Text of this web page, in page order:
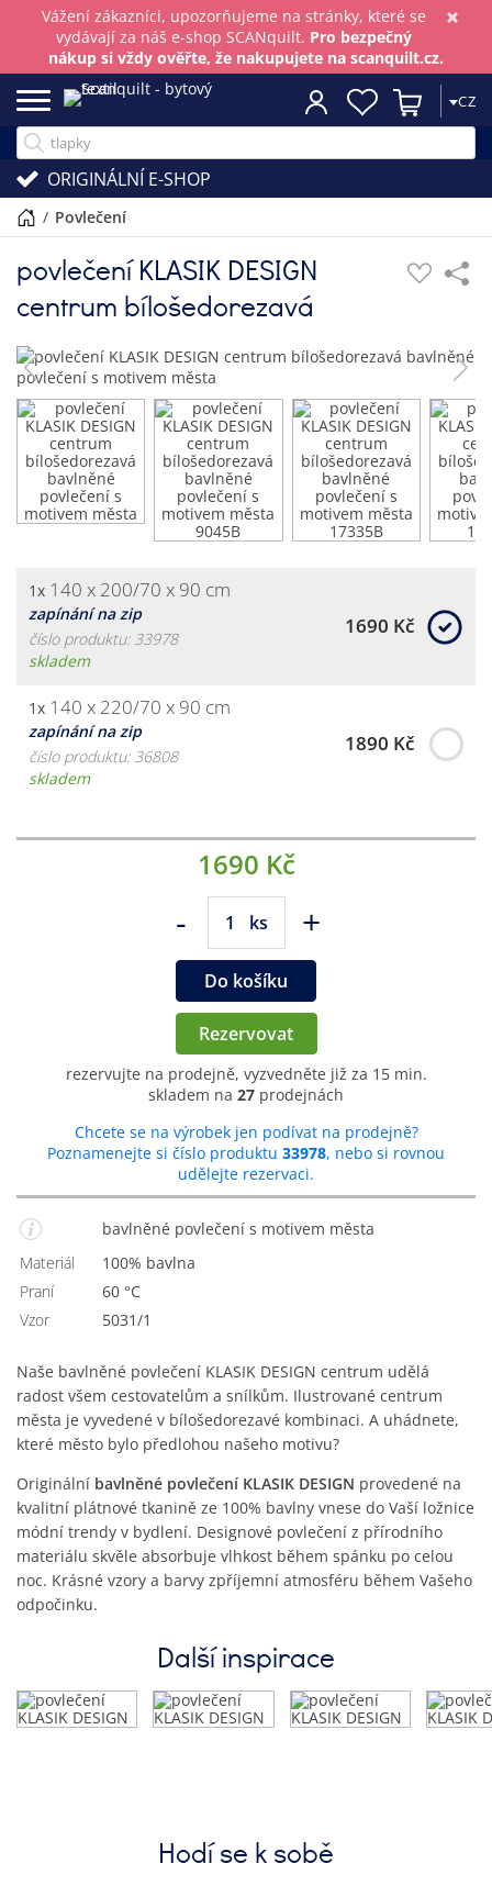
×
Vážení zákazníci, upozorňujeme na stránky, které se
vydávají za náš e-shop SCANquilt. Pro bezpečný
nákup si vždy ověřte, že nakupujete na scanquilt.cz.
CZ
ORIGINÁLNÍ E-SHOP
/ povlečení
povlečení KLASIK DESIGN
centrum bílošedorezavá
1x 140 x 200/70 x 90 cm
zapínání na zip
číslo produktu: 33978
skladem
1690 Kč
1x 140 x 220/70 x 90 cm
zapínání na zip
číslo produktu: 36808
skladem
1890 Kč
1690 Kč
- ks +
Do košíku
Rezervovat
rezervujte na prodejně, vyzvedněte již za 15 min.
skladem na 27 prodejnách
Chcete se na výrobek jen podívat na prodejně?
Poznamenejte si číslo produktu 33978, nebo si rovnou
udělejte rezervaci.
bavlněné povlečení s motivem města
Materiál
100% bavlna
Praní
60 °C
Vzor
5031/1
Naše bavlněné povlečení KLASIK DESIGN centrum udělá
radost všem cestovatelům a snílkům. Ilustrované centrum
města je vyvedené v bílošedorezavé kombinaci. A uhádnete,
které město bylo předlohou našeho motivu?
Originální bavlněné povlečení KLASIK DESIGN provedené na
kvalitní plátnové tkanině ze 100% bavlny vnese do Vaší ložnice
módní trendy v bydlení. Designové povlečení z přírodního
materiálu skvěle absorbuje vlhkost během spánku po celou
noc. Krásné vzory a barvy zpříjemní atmosféru během Vašeho
odpočinku.
Další inspirace
Hodí se k sobě